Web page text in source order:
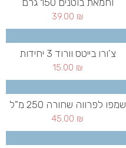
39.00 ₪
צ'ורו בייטס וורוד 3 יחידות
15.00 ₪
שמפו לפרווה שחורה 250 מ"ל
45.00 ₪